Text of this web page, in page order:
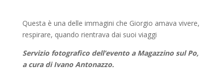
Questa è una delle immagini che Giorgio amava vivere,
respirare, quando rientrava dai suoi viaggi
Servizio fotografico dell’evento a Magazzino sul Po,
a cura di Ivano Antonazzo.